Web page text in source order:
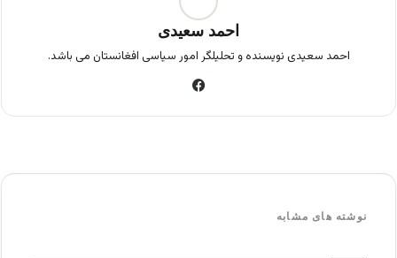
احمد سعیدی
احمد سعیدی نویسنده و تحلیلگر امور سیاسی افغانستان می باشد.
نوشته های مشابه